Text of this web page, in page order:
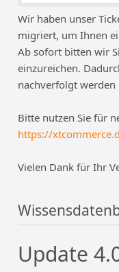
Wir haben unser
migriert, um Ihnen
Ab sofort bitten wir
einzureichen.
nachverfolgt werden
Bitte nutzen Sie für
https://
Vielen Dank für Ihr
Update